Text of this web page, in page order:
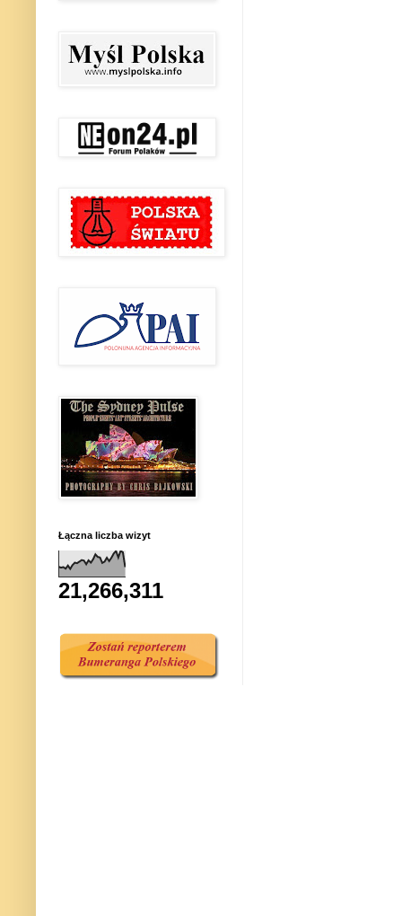
Łączna liczba wizyt
21,266,311